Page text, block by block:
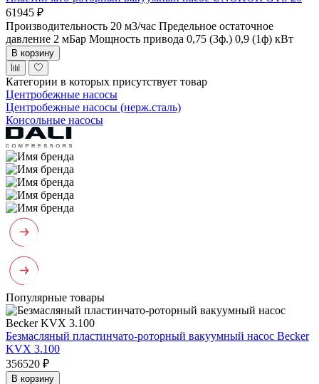
61945 ₽
Производительность 20 м3/час Предельное остаточное
давление 2 мБар Мощность привода 0,75 (3ф.) 0,9 (1ф) кВт
В корзину
Категории в которых присутствует товар
Центробежные насосы
Центробежные насосы (нерж.сталь)
Консольные насосы
Популярные товары
Безмасляный пластинчато-роторный вакуумный насос Becker
KVX 3.100
356520 ₽
В корзину